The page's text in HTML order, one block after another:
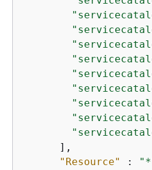
      ],
"Resource"
: